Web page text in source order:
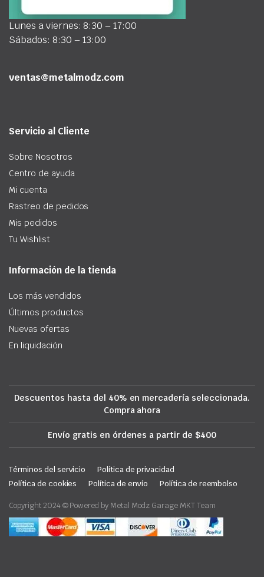
Lunes a viernes: 8:30 – 17:00
Sábados: 8:30 – 13:00
ventas@metalmodz.com
Servicio al Cliente
Sobre Nosotros
Centro de ayuda
Mi cuenta
Rastreo de pedidos
Mis pedidos
Tu Wishlist
Información de la tienda
Los más vendidos
Últimos productos
Nuevas ofertas
En liquidación
Descuentos hasta del 40% en mercadería seleccionada.
Compra ahora
Envío gratis en órdenes a partir de $400
Términos del servicio
Política de privacidad
Política de cookies
Política de envío Política de reembolso
Copyright 2024 © Powered by Metal Modz Garage MKT Team